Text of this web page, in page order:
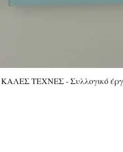
ΤΕΧΝΕΣ - Συλλογικό